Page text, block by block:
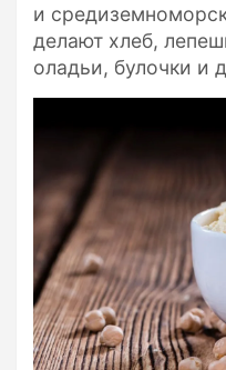
и
делают хлеб,
оладьи, булочки и